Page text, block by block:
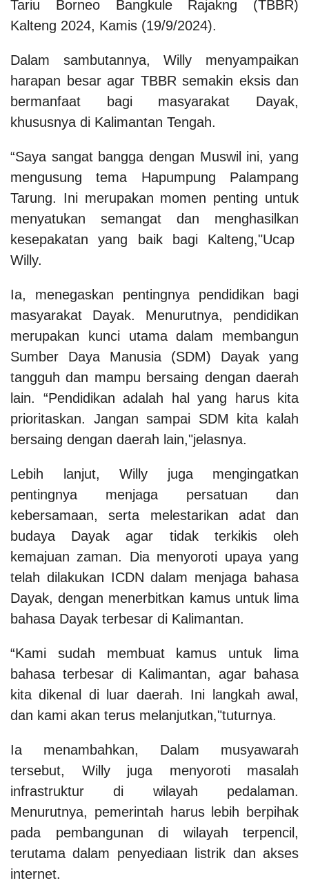
Tariu Borneo Bangkule Rajakng (TBBR)
Kalteng 2024, Kamis (19/9/2024).
Dalam sambutannya, Willy menyampaikan
harapan besar agar TBBR semakin eksis dan
bermanfaat bagi masyarakat Dayak,
khususnya di Kalimantan Tengah.
“Saya sangat bangga dengan Muswil ini, yang
mengusung tema Hapumpung Palampang
Tarung. Ini merupakan momen penting untuk
menyatukan semangat dan menghasilkan
kesepakatan yang baik bagi Kalteng,"Ucap
Willy.
Ia, menegaskan pentingnya pendidikan bagi
masyarakat Dayak. Menurutnya, pendidikan
merupakan kunci utama dalam membangun
Sumber Daya Manusia (SDM) Dayak yang
tangguh dan mampu bersaing dengan daerah
lain. “Pendidikan adalah hal yang harus kita
prioritaskan. Jangan sampai SDM kita kalah
bersaing dengan daerah lain,"jelasnya.
Lebih lanjut, Willy juga mengingatkan
pentingnya menjaga persatuan dan
kebersamaan, serta melestarikan adat dan
budaya Dayak agar tidak terkikis oleh
kemajuan zaman. Dia menyoroti upaya yang
telah dilakukan ICDN dalam menjaga bahasa
Dayak, dengan menerbitkan kamus untuk lima
bahasa Dayak terbesar di Kalimantan.
“Kami sudah membuat kamus untuk lima
bahasa terbesar di Kalimantan, agar bahasa
kita dikenal di luar daerah. Ini langkah awal,
dan kami akan terus melanjutkan,"tuturnya.
Ia menambahkan, Dalam musyawarah
tersebut, Willy juga menyoroti masalah
infrastruktur di wilayah pedalaman.
Menurutnya, pemerintah harus lebih berpihak
pada pembangunan di wilayah terpencil,
terutama dalam penyediaan listrik dan akses
internet.